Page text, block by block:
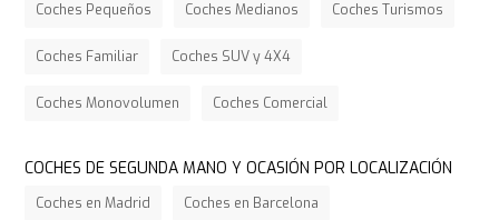
Coches Pequeños Coches Medianos Coches Turismos
Coches Familiar Coches SUV y 4X4
Coches Monovolumen Coches Comercial
COCHES DE SEGUNDA MANO Y OCASIÓN POR LOCALIZACIÓN
Coches en Madrid Coches en Barcelona